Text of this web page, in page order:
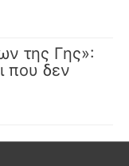
της Γης»:
που δεν